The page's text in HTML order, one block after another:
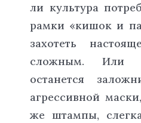
ли культура
рамки «кишок и
захотеть
сложным. Или
останется
агрессивной
же штампы,